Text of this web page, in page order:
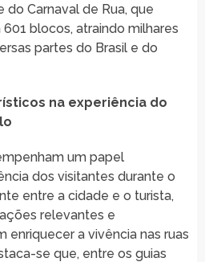
Carnaval de Rua, que
blocos, atraindo milhares
partes do Brasil e do
na experiência do
um papel
dos visitantes durante o
entre a cidade e o turista,
relevantes e
a vivência nas ruas
se que, entre os guias